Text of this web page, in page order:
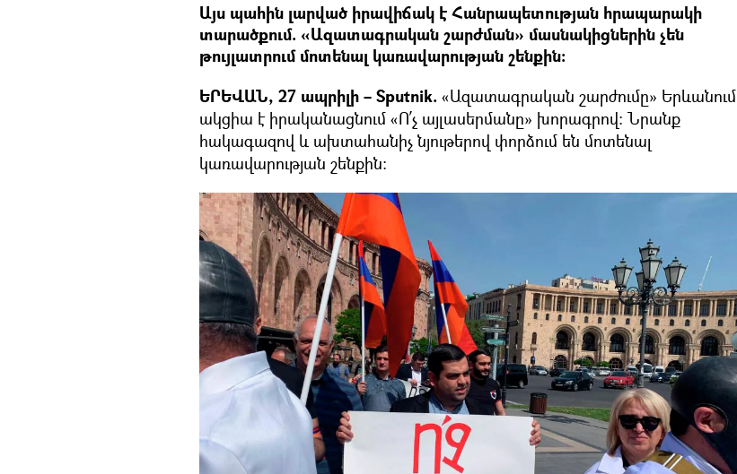
Այս պահին լարված իրավիճակ է Հանրապետության հրապարակի
տարածքում. «Ազատագրական շարժման» մասնակիցներին չեն
թույլատրում մոտենալ կառավարության շենքին։
ԵՐԵՎԱՆ, 27 ապրիլի – Sputnik. «Ազատագրական շարժումը» Երևանում
ակցիա է իրականացնում «Ո՛չ այլասերմանը» խորագրով։ Նրանք
հակագազով և ախտահանիչ նյութերով փորձում են մոտենալ
կառավարության շենքին։